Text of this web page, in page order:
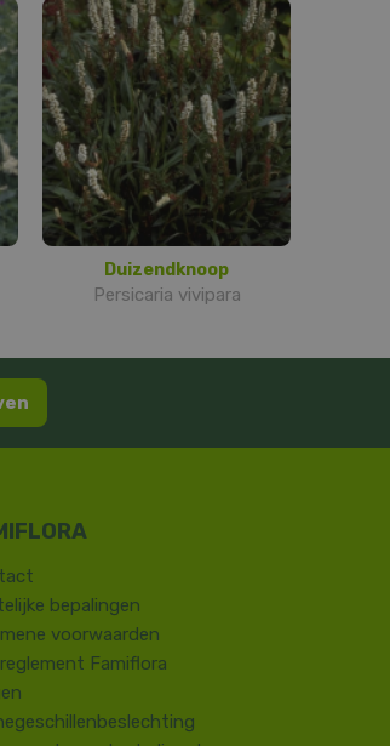
Duizendknoop
Persicaria vivipara
bepalingen
voorwaarden
Famiflora